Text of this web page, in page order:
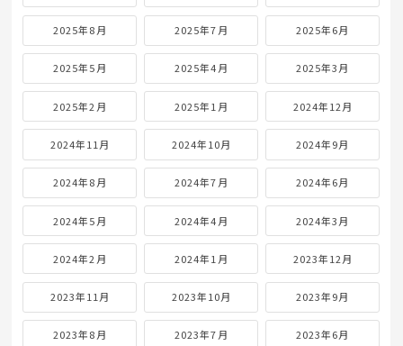
2025年8月 2025年7月 2025年6月
2025年5月 2025年4月 2025年3月
2025年2月 2025年1月 2024年12月
2024年11月 2024年10月 2024年9月
2024年8月 2024年7月 2024年6月
2024年5月 2024年4月 2024年3月
2024年2月 2024年1月 2023年12月
2023年11月 2023年10月 2023年9月
2023年8月 2023年7月 2023年6月